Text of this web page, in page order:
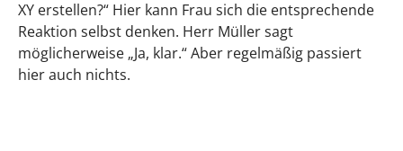
XY erstellen?“ Hier kann Frau sich die entsprechende
Reaktion selbst denken. Herr Müller sagt
möglicherweise „Ja, klar.“ Aber regelmäßig passiert
hier auch nichts.